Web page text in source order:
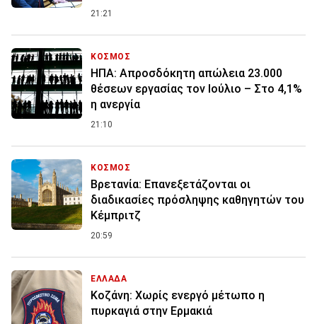
21:21
ΚΟΣΜΟΣ
ΗΠΑ: Απροσδόκητη απώλεια 23.000
θέσεων εργασίας τον Ιούλιο – Στο 4,1%
η ανεργία
21:10
ΚΟΣΜΟΣ
Βρετανία: Επανεξετάζονται οι
διαδικασίες πρόσληψης καθηγητών του
Κέμπριτζ
20:59
ΕΛΛΑΔΑ
Κοζάνη: Χωρίς ενεργό μέτωπο η
πυρκαγιά στην Ερμακιά